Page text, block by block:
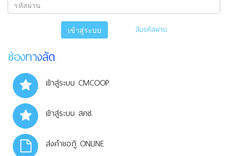
เข้าสู่ระบบ ลืมรหัสผ่าน
ช่องทางลัด
เข้าสู่ระบบ CMCOOP
เข้าสู่ระบบ สคช.
ส่งคำขอกู้ ONLINE